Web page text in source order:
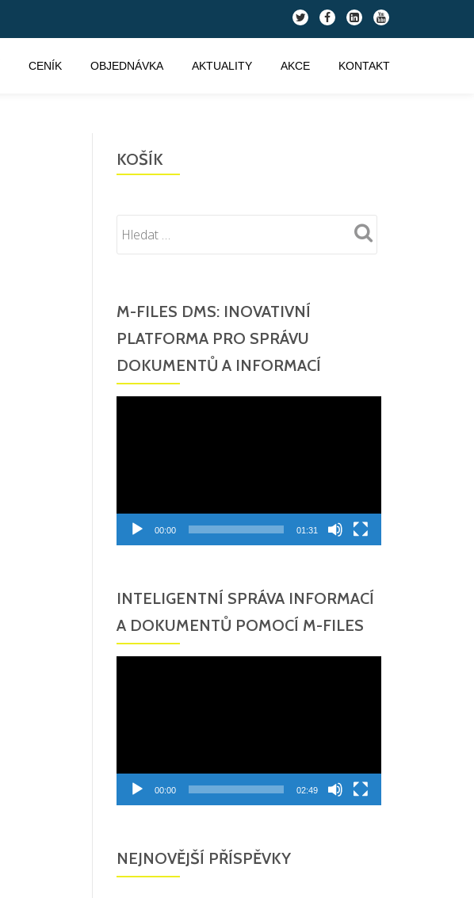
fa-
twitter
fa-
facebook
fa-
linkedin-
square
fa-
youtube
CENÍK OBJEDNÁVKA AKTUALITY AKCE KONTAKT
KOŠÍK
M-FILES DMS: INOVATIVNÍ
PLATFORMA PRO SPRÁVU
DOKUMENTŮ A INFORMACÍ
00:00 01:31
INTELIGENTNÍ SPRÁVA INFORMACÍ
A DOKUMENTŮ POMOCÍ M-FILES
00:00 02:49
NEJNOVĚJŠÍ PŘÍSPĚVKY